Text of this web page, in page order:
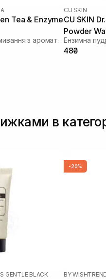
Tea & Enzyme
Пудра ензимна для вмивання з ароматом матчі
CU SKIN
CU SKIN
Powder
г
48₴
в
GENTLE BLACK
-20%
BY